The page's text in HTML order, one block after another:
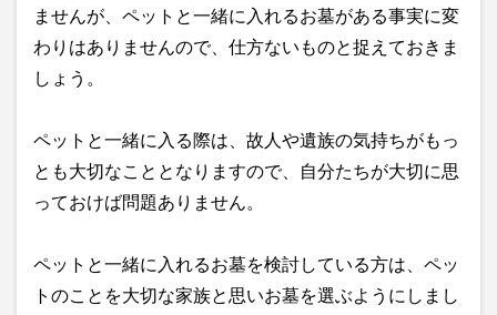
ませんが、ペットと一緒に入れるお墓がある事実に変
わりはありませんので、仕方ないものと捉えておきま
しょう。
ペットと一緒に入る際は、故人や遺族の気持ちがもっ
とも大切なこととなりますので、自分たちが大切に思
っておけば問題ありません。
ペットと一緒に入れるお墓を検討している方は、ペッ
トのことを大切な家族と思いお墓を選ぶようにしまし